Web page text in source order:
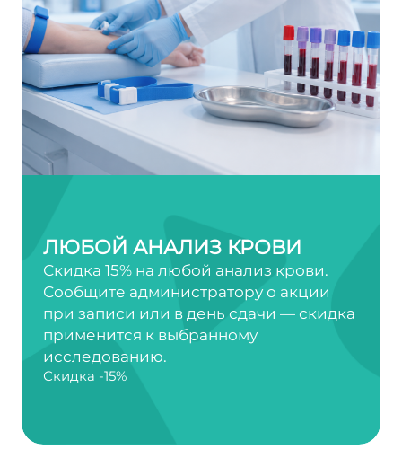
ЛЮБОЙ АНАЛИЗ КРОВИ
Скидка 15% на любой анализ крови.
Сообщите администратору о акции
при записи или в день сдачи — скидка
применится к выбранному
исследованию.
Скидка -15%